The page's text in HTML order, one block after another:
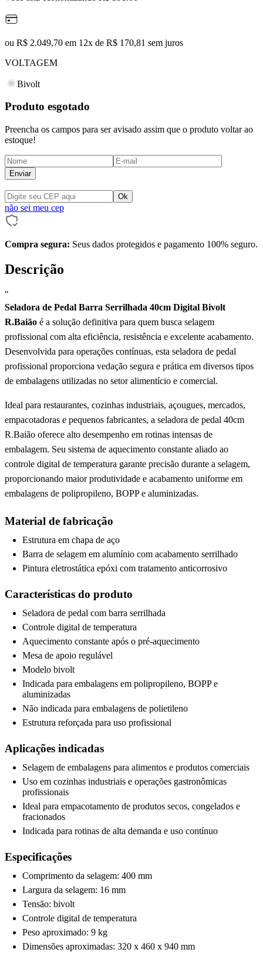
ou R$ 2.049,70 em 12x de R$ 170,81 sem juros
VOLTAGEM
Bivolt
Produto esgotado
Preencha os campos para ser avisado assim que o produto voltar ao
estoque!
Enviar
não sei meu cep
Compra segura: Seus dados protegidos e pagamento 100% seguro.
Descrição
"
Seladora de Pedal Barra Serrilhada 40cm Digital Bivolt
R.Baião é a solução definitiva para quem busca selagem
profissional com alta eficiência, resistência e excelente acabamento.
Desenvolvida para operações contínuas, esta seladora de pedal
profissional proporciona vedação segura e prática em diversos tipos
de embalagens utilizadas no setor alimentício e comercial.
Ideal para restaurantes, cozinhas industriais, açougues, mercados,
empacotadoras e pequenos fabricantes, a seladora de pedal 40cm
R.Baião oferece alto desempenho em rotinas intensas de
embalagem. Seu sistema de aquecimento constante aliado ao
controle digital de temperatura garante precisão durante a selagem,
proporcionando maior produtividade e acabamento uniforme em
embalagens de polipropileno, BOPP e aluminizadas.
Material de fabricação
Estrutura em chapa de aço
Barra de selagem em alumínio com acabamento serrilhado
Pintura eletrostática epóxi com tratamento anticorrosivo
Características do produto
Seladora de pedal com barra serrilhada
Controle digital de temperatura
Aquecimento constante após o pré-aquecimento
Mesa de apoio regulável
Modelo bivolt
Indicada para embalagens em polipropileno, BOPP e
aluminizadas
Não indicada para embalagens de polietileno
Estrutura reforçada para uso profissional
Aplicações indicadas
Selagem de embalagens para alimentos e produtos comerciais
Uso em cozinhas industriais e operações gastronômicas
profissionais
Ideal para empacotamento de produtos secos, congelados e
fracionados
Indicada para rotinas de alta demanda e uso contínuo
Especificações
Comprimento da selagem: 400 mm
Largura da selagem: 16 mm
Tensão: bivolt
Controle digital de temperatura
Peso aproximado: 9 kg
Dimensões aproximadas: 320 x 460 x 940 mm